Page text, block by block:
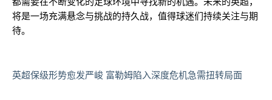
将是一场充满悬念与挑战的持久战，值得球迷们持续关注与期
待。
英超保级形势愈发严峻 富勒姆陷入深度危机急需扭转局面